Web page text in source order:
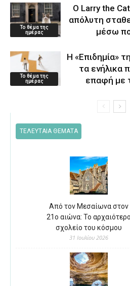
Το θέμα της
ημέρας
Ο Larry the
απόλυτη
μέσω
Το θέμα της
ημέρας
Η «Επιδημία»
τα ενήλικα
επαφή με
ΤΕΛΕΥΤΑΙΑ ΘΕΜΑΤΑ
Από τον Μεσαίωνα στον
21ο αιώνα: Το αρχαιότερο
σχολείο του κόσμου
31 Ιουλίου 2026